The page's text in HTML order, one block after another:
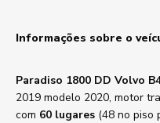
Informações sobre o
Paradiso 1800 DD Volvo
2019 modelo 2020, motor
com 60 lugares (48 no piso